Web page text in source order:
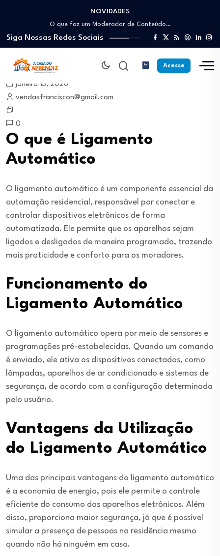
NOVIDADES
Como trabalhar como Estoquista: O guia para…
O que faz um Moderador de Conteúdo…
Como ser um Afiliado de Sucesso trabalhando…
Como dar Aulas Particulares Online e viver…
Profissão Instalador Solar: Como entrar no mercado…
Como trabalhar como Estoquista: O guia para…
O que faz um Moderador de Conteúdo…
Como ser um Afiliado de Sucesso trabalhando…
Siga Nossas Redes Sociais
Acesse
janeiro 13, 2026
vendasfranciscon@gmail.com
0
O que é Ligamento
Automático
O ligamento automático é um componente essencial da
automação residencial, responsável por conectar e
controlar dispositivos eletrônicos de forma
automatizada. Ele permite que os aparelhos sejam
ligados e desligados de maneira programada, trazendo
mais praticidade e conforto para os moradores.
Funcionamento do
Ligamento Automático
O ligamento automático opera por meio de sensores e
programações pré-estabelecidas. Quando um comando
é enviado, ele ativa os dispositivos conectados, como
lâmpadas, aparelhos de ar condicionado e sistemas de
segurança, de acordo com a configuração determinada
pelo usuário.
Vantagens da Utilização
do Ligamento Automático
Uma das principais vantagens do ligamento automático
é a economia de energia, pois ele permite o controle
eficiente do consumo dos aparelhos eletrônicos. Além
disso, proporciona maior segurança, já que é possível
simular a presença de pessoas na residência mesmo
quando não há ninguém em casa.